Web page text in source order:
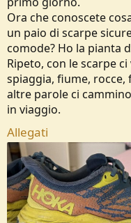
Ora che conoscete
un paio di scarpe
comode? Ho la pianta
Ripeto, con le scarpe
spiaggia, fiume,
altre parole ci
in viaggio.
Allegati